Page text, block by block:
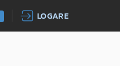
LOGARE